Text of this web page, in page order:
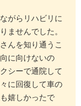
がらリハビリに
ませんでした。
んを知り通うこ
に向けないの
シーで通院して
に回復して車の
嬉しかったで